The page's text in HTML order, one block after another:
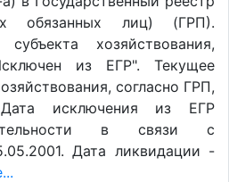
обязанных лиц) (ГРП).
хозяйствования,
из ЕГР". Текущее
согласно ГРП,
исключения из ЕГР
в связи с
Дата ликвидации -